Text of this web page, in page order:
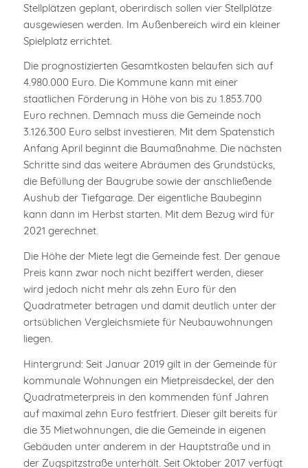
Stellplätzen geplant, oberirdisch sollen vier Stellplätze
ausgewiesen werden. Im Außenbereich wird ein kleiner
Spielplatz errichtet.
Die prognostizierten Gesamtkosten belaufen sich auf
4.980.000 Euro. Die Kommune kann mit einer
staatlichen Förderung in Höhe von bis zu 1.853.700
Euro rechnen. Demnach muss die Gemeinde noch
3.126.300 Euro selbst investieren. Mit dem Spatenstich
Anfang April beginnt die Baumaßnahme. Die nächsten
Schritte sind das weitere Abräumen des Grundstücks,
die Befüllung der Baugrube sowie der anschließende
Aushub der Tiefgarage. Der eigentliche Baubeginn
kann dann im Herbst starten. Mit dem Bezug wird für
2021 gerechnet.
Die Höhe der Miete legt die Gemeinde fest. Der genaue
Preis kann zwar noch nicht beziffert werden, dieser
wird jedoch nicht mehr als zehn Euro für den
Quadratmeter betragen und damit deutlich unter der
ortsüblichen Vergleichsmiete für Neubauwohnungen
liegen.
Hintergrund: Seit Januar 2019 gilt in der Gemeinde für
kommunale Wohnungen ein Mietpreisdeckel, der den
Quadratmeterpreis in den kommenden fünf Jahren
auf maximal zehn Euro festfriert. Dieser gilt bereits für
die 35 Mietwohnungen, die die Gemeinde in eigenen
Gebäuden unter anderem in der Hauptstraße und in
der Zugspitzstraße unterhält. Seit Oktober 2017 verfügt